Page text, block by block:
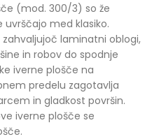
(mod. 300/3) so že
med klasiko.
zahvaljujoč laminatni oblogi,
in robov do spodnje
iverne plošče na
predelu zagotavlja
in gladkost površin.
iverne plošče se